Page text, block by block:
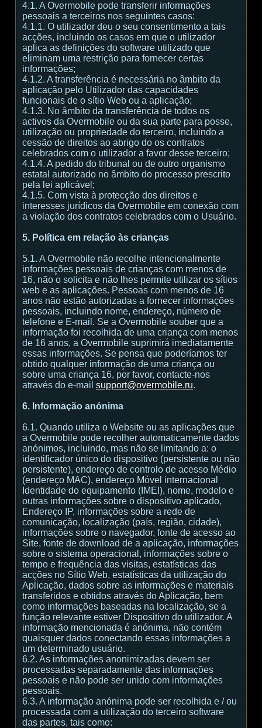
4.1. A Overmobile pode transferir informações
pessoais a terceiros nos seguintes casos:
4.1.1. O utilizador deu o seu consentimento a tais
acções, incluindo os casos em que o utilizador
aplica as definições do software utilizado que
eliminam uma restrição para fornecer certas
informações;
4.1.2. A transferência é necessária no âmbito da
aplicação pelo Utilizador das capacidades
funcionais de o sítio Web ou a aplicação;
4.1.3. No âmbito da transferência de todos os
activos da Overmobile ou da sua parte para posse,
utilização ou propriedade do terceiro, incluindo a
cessão de direitos ao abrigo do os contratos
celebrados com o utilizador a favor desse terceiro;
4.1.4. A pedido do tribunal ou de outro organismo
estatal autorizado no âmbito do processo prescrito
pela lei aplicável;
4.1.5. Com vista à protecção dos direitos e
interesses jurídicos da Overmobile em conexão com
a violação dos contratos celebrados com o Usuário.
5. Política em relação às crianças
5.1. A Overmobile não recolhe intencionalmente
informações pessoais de crianças com menos de
16, não o solicita e não lhes permite utilizar os sítios
web e as aplicações. Pessoas com menos de 16
anos não estão autorizadas a fornecer informações
pessoais, incluindo nome, endereço, número de
telefone e E-mail. Se a Overmobile souber que a
informação foi recolhida de uma criança com menos
de 16 anos, a Overmobile suprimirá imediatamente
essas informações. Se pensa que poderíamos ter
obtido qualquer informação de uma criança ou
sobre uma criança 16, por favor, contacte-nos
através do e-mail support@overmobile.ru.
6. Informação anónima
6.1. Quando utiliza o Website ou as aplicações que
a Overmobile pode recolher automaticamente dados
anónimos, incluindo, mas não se limitando a: o
identificador único do dispositivo (persistente ou não
persistente), endereço de controlo de acesso Médio
(endereço MAC), endereço Móvel internacional
Identidade do equipamento (IMEI), nome, modelo e
outras informações sobre o dispositivo aplicado,
Endereço IP, informações sobre a rede de
comunicação, localização (país, região, cidade),
informações sobre o navegador, fonte de acesso ao
Site, fonte de download de a aplicação, informações
sobre o sistema operacional, informações sobre o
tempo e frequência das visitas, estatísticas das
acções no Sítio Web, estatísticas da utilização do
Aplicação, dados sobre as informações e materiais
transferidos e obtidos através do Aplicação, bem
como informações baseadas na localização, se a
função relevante estiver Dispositivo do utilizador. A
informação mencionada é anónima, não contém
quaisquer dados conectando essas informações a
um determinado usuário.
6.2. As informações anonimizadas devem ser
processadas separadamente das informações
pessoais e não pode ser unido com informações
pessoais.
6.3. A informação anónima pode ser recolhida e / ou
processada com a utilização do terceiro software
das partes, tais como: